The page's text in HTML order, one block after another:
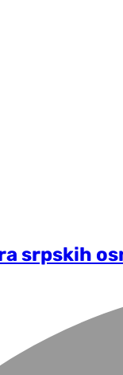
srpskih